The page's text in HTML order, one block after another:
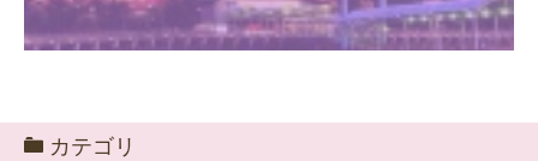
カテゴリ